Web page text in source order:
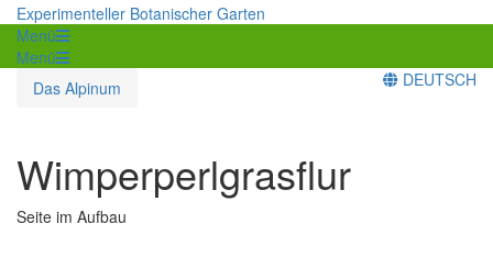
Experimenteller Botanischer Garten
Menü
Menü
Das Alpinum
DEUTSCH
Wimperperlgrasflur
Seite im Aufbau